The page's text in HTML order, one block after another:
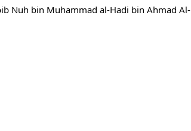
Nuh bin Muhammad al-Hadi bin Ahmad Al-